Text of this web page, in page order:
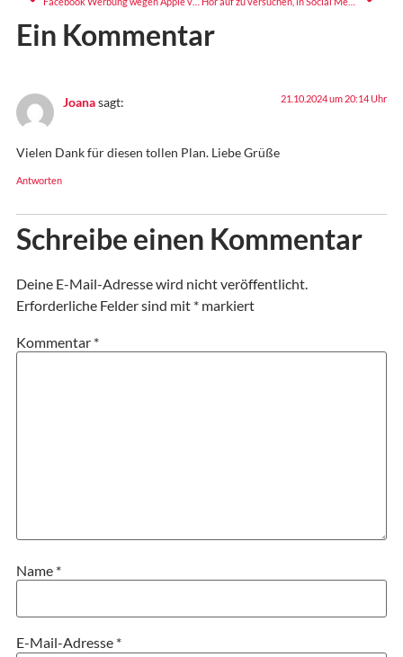
Ein Kommentar
Joanasagt: 21.10.2024 um 20:14 Uhr
Vielen Dank für diesen tollen Plan. Liebe Grüße
Antworten
Schreibe einen Kommentar
Deine E-Mail-Adresse wird nicht veröffentlicht.
Erforderliche Felder sind mit *markiert
Kommentar *
Name *
E-Mail-Adresse *